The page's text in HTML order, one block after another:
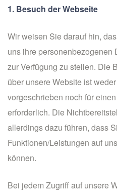
1. Besuch der Webseite
Wir weisen Sie darauf hin,
uns ihre personenbezogenen
zur Verfügung zu stellen. Die
über unsere Website ist
vorgeschrieben noch für
erforderlich. Die
allerdings dazu führen, dass
Funktionen/Leistungen auf
können.
Bei jedem Zugriff auf unsere